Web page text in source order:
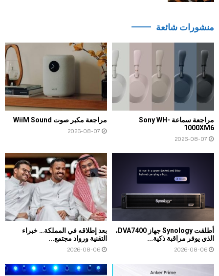
منشورات شائعة
مراجعة سماعة Sony WH-
1000XM6
2026-08-07
مراجعة مكبر صوت WiiM Sound
2026-08-07
أطلقت Synology جهاز DVA7400،
الذي يوفر مراقبة ذكية...
2026-08-06
بعد إطلاقه في المملكة… خبراء
التقنية ورواد مجتمع...
2026-08-06